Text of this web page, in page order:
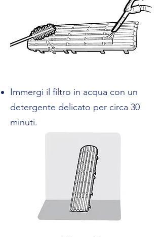
Immergi il filtro in acqua con un
detergente delicato per circa 30
minuti.